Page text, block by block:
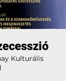
Kulturális